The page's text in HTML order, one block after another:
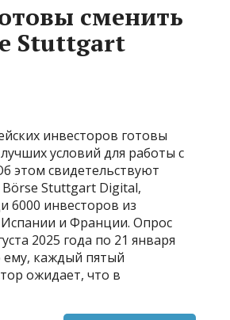
сменить
Stuttgart
инвесторов готовы
условий для работы с
этом свидетельствуют
Stuttgart Digital,
6000 инвесторов из
и Франции. Опрос
2025 года по 21 января
ему, каждый пятый
ожидает, что в